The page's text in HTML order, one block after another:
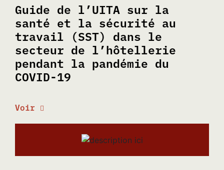
Guide de l’UITA sur la
santé et la sécurité au
travail (SST) dans le
secteur de l’hôtellerie
pendant la pandémie du
COVID-19
Voir